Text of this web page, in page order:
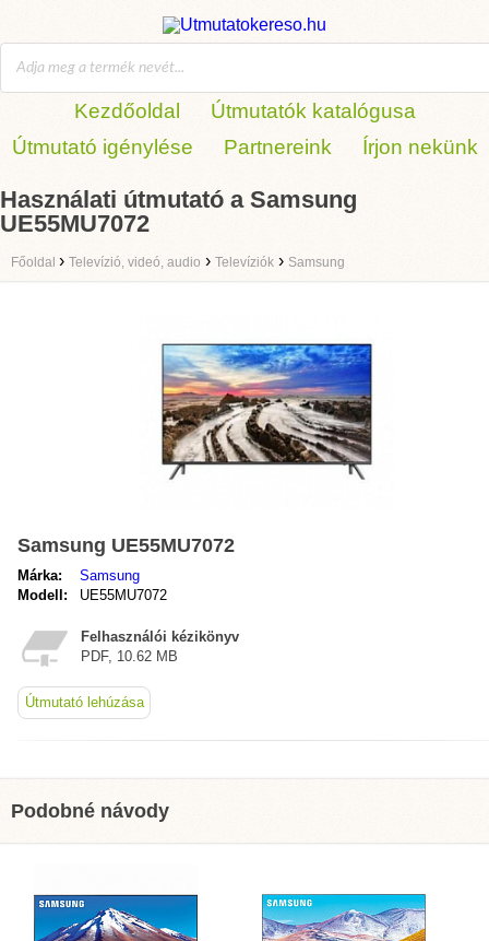
Kezdőoldal
Útmutatók katalógusa
Útmutató igénylése
Partnereink Írjon nekünk
Használati útmutató a Samsung
UE55MU7072
Főoldal › Televízió, videó, audio › Televíziók › Samsung
Samsung UE55MU7072
Márka:
Samsung
Modell:
UE55MU7072
Felhasználói kézikönyv
PDF, 10.62 MB
Útmutató lehúzása
Podobné návody